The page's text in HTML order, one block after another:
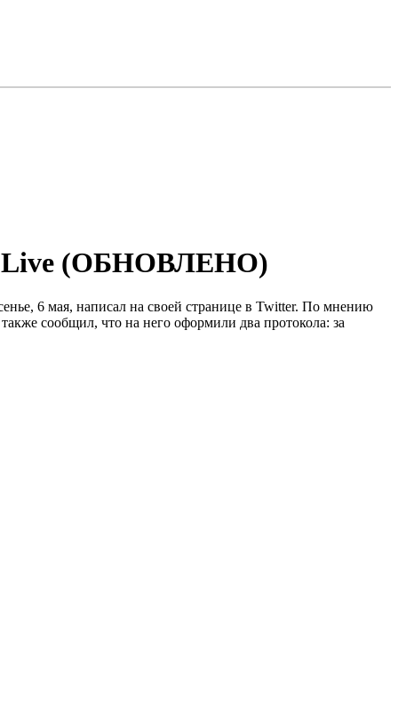
Live (ОБНОВЛЕНО)
6 мая, написал на своей странице в Twitter. По мнению
сообщил, что на него оформили два протокола: за